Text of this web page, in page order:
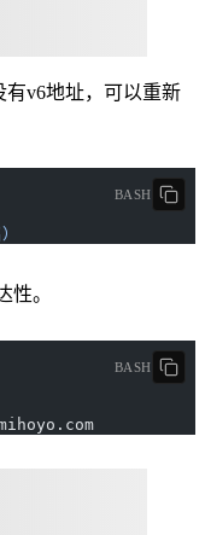
v6地址，可以重新
BASH
性。
BASH